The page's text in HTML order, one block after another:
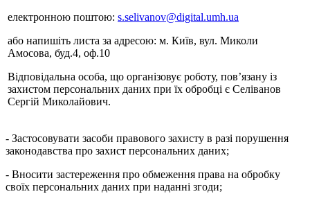
електронною поштою: s.selivanov@digital.umh.ua
або напишіть листа за адресою: м. Київ, вул. Миколи
Амосова, буд.4, оф.10
Відповідальна особа, що організовує роботу, пов’язану із
захистом персональних даних при їх обробці є Селіванов
Сергій Миколайович.
- Застосовувати засоби правового захисту в разі порушення
законодавства про захист персональних даних;
- Вносити застереження про обмеження права на обробку
своїх персональних даних при наданні згоди;